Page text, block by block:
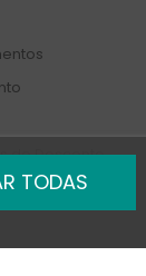
TODAS
de Desconto